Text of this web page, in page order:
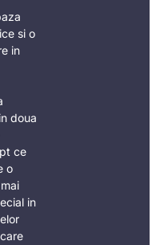
si o
in
doua
ce
o
in